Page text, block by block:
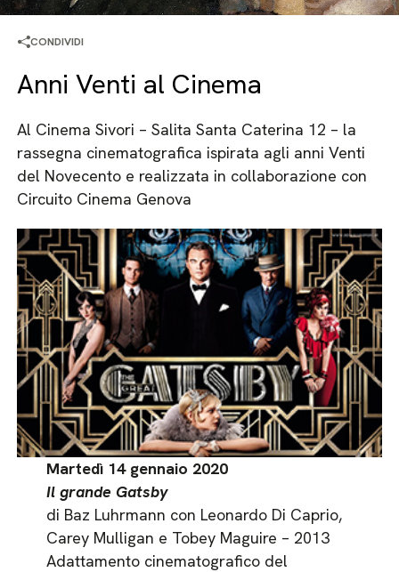
CONDIVIDI
Anni Venti al Cinema
Al Cinema Sivori – Salita Santa Caterina 12 – la
rassegna cinematografica ispirata agli anni Venti
del Novecento e realizzata in collaborazione con
Circuito Cinema Genova
Martedì 14 gennaio 2020
Il grande Gatsby
di Baz Luhrmann con Leonardo Di Caprio,
Carey Mulligan e Tobey Maguire – 2013
Adattamento cinematografico del